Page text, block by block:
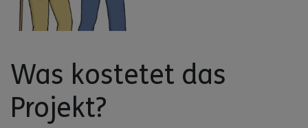
Was kostetet das
Projekt?